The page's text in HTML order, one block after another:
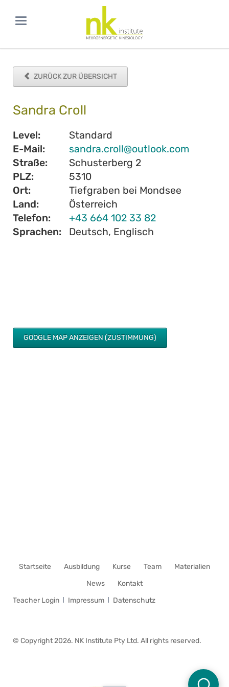
ZURÜCK ZUR ÜBERSICHT
Sandra Croll
Level:
Standard
E-Mail:
sandra.croll@outlook.com
Straße:
Schusterberg 2
PLZ:
5310
Ort:
Tiefgraben bei Mondsee
Land:
Österreich
Telefon:
+43 664 102 33 82
Sprachen:
Deutsch, Englisch
GOOGLE MAP ANZEIGEN (ZUSTIMMUNG)
Navigation
Startseite Ausbildung Kurse Team
Materialien
News
Kontakt
Navigation
Teacher Login Impressum Datenschutz
© Copyright 2026. NK Institute Pty Ltd. All rights reserved.